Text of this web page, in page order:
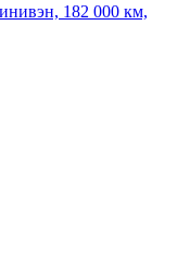
182 000 км,